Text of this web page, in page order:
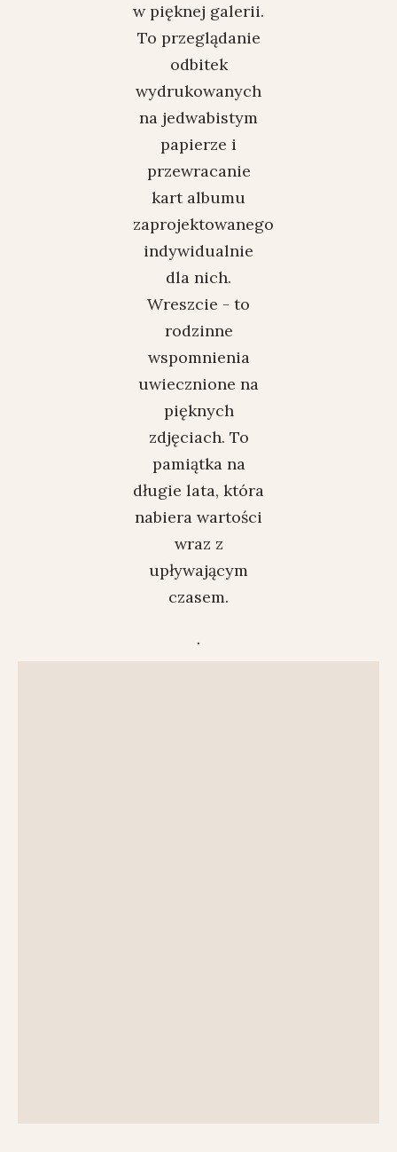
w pięknej galerii.
To przeglądanie
odbitek
wydrukowanych
na jedwabistym
papierze i
przewracanie
kart albumu
zaprojektowanego
indywidualnie
dla nich.
Wreszcie - to
rodzinne
wspomnienia
uwiecznione na
pięknych
zdjęciach. To
pamiątka na
długie lata, która
nabiera wartości
wraz z
upływającym
czasem.
.